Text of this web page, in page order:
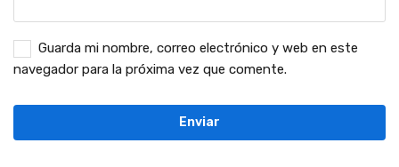
Guarda mi nombre, correo electrónico y web en este
navegador para la próxima vez que comente.